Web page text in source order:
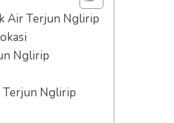
Air Terjun Nglirip
Nglirip
Terjun Nglirip